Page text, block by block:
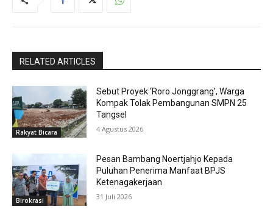
RELATED ARTICLES
Rakyat Bicara
Sebut Proyek ‘Roro Jonggrang’, Warga
Kompak Tolak Pembangunan SMPN 25
Tangsel
4 Agustus 2026
Birokrasi
Pesan Bambang Noertjahjo Kepada
Puluhan Penerima Manfaat BPJS
Ketenagakerjaan
31 Juli 2026